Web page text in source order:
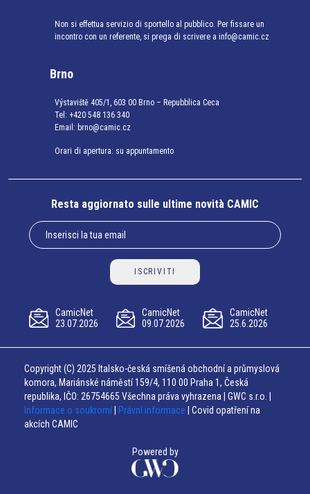
Non si effettua servizio di sportello al pubblico. Per fissare un
incontro con un referente, si prega di scrivere a info@camic.cz
Brno
Výstaviště 405/1, 603 00 Brno – Repubblica Ceca
Tel: +420 548 136 340
Email: brno@camic.cz
Orari di apertura: su appuntamento
Resta aggiornato sulle ultime novità CAMIC
ISCRIVITI
CamicNet
23.07.2026
CamicNet
09.07.2026
CamicNet
25.6.2026
Copyright (C) 2025 Italsko-česká smíšená obchodní a průmyslová
komora, Mariánské náměstí 159/4, 110 00 Praha 1, Česká
republika, IČO: 26754665 Všechna práva vyhrazena | GWC s.r.o. |
Informace o soukromí
Právní informace | Covid opatření na
akcích CAMIC
Powered by